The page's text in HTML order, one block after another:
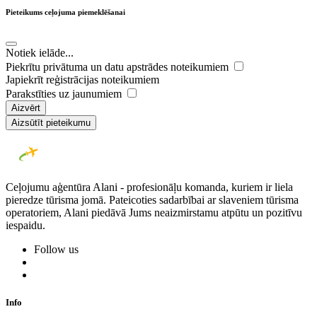
Pieteikums ceļojuma piemeklēšanai
Notiek ielāde...
Piekrītu privātuma un datu apstrādes noteikumiem
Japiekrīt reģistrācijas noteikumiem
Parakstīties uz jaunumiem
Aizvērt
Aizsūtīt pieteikumu
Ceļojumu aģentūra Alani - profesionāļu komanda, kuriem ir liela
pieredze tūrisma jomā. Pateicoties sadarbībai ar slaveniem tūrisma
operatoriem, Alani piedāvā Jums neaizmirstamu atpūtu un pozitīvu
iespaidu.
Follow us
Info